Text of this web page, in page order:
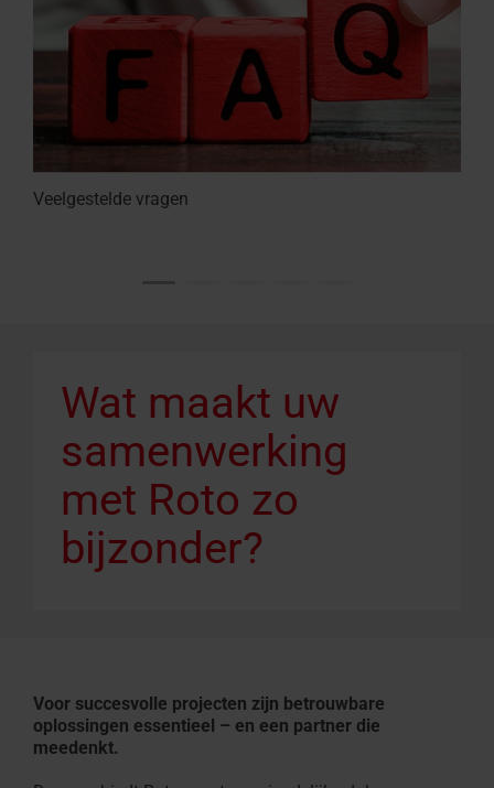
Veelgestelde vragen
Wat maakt uw
samenwerking
met Roto zo
bijzonder?
Voor succesvolle projecten zijn betrouwbare
oplossingen essentieel – en een partner die
meedenkt.